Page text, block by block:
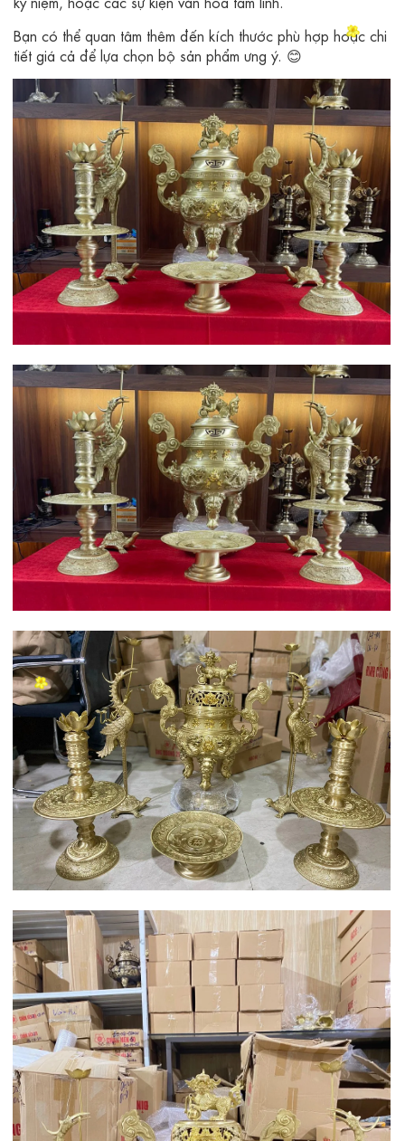
Bạn có thể quan tâm thêm đến kích thước phù hợp hoặc chi
tiết giá cả để lựa chọn bộ sản phẩm ưng ý. 😊